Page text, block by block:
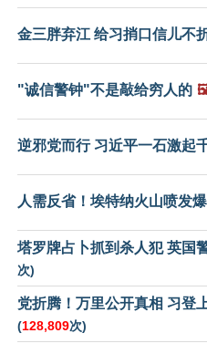
金三胖弃江 给习捎口信儿不
"诚信警钟"不是敲给穷人的
逆邪党而行 习近平一石激起
人需反省！埃特纳火山喷发
塔罗牌占卜抓到杀人犯 英国
次)
党折腾！万里公开真相 习登
(128,809次)